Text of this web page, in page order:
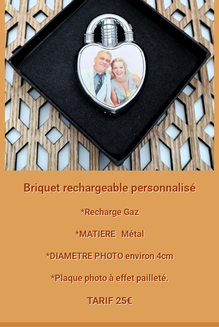
Briquet rechargeable personnalisé
*RechargeGaz
*MATIERE Métal
*DIAMETRE PHOTOenviron 4cm
*Plaque photo àeffet pailleté.
TARIF 25€